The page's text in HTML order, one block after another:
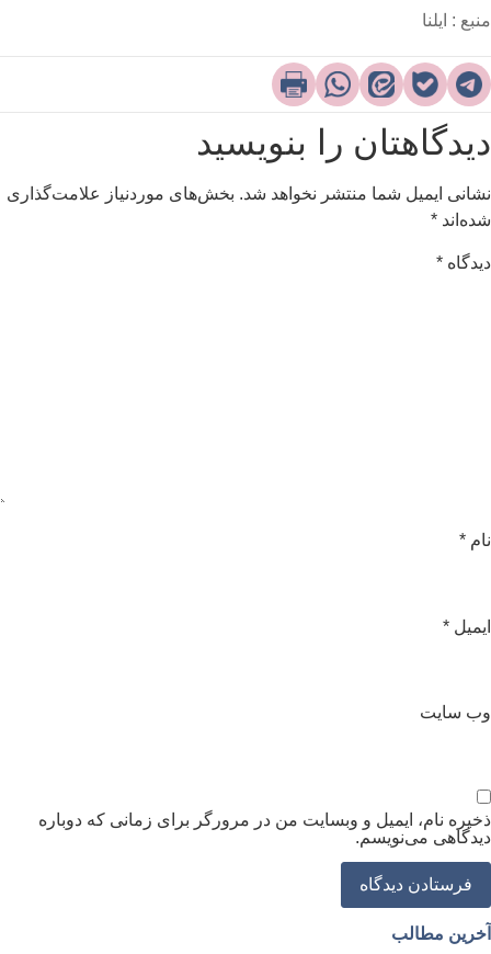
: ایلنا
را بنویسید
ایمیل شما منتشر نخواهد شد. بخش‌های موردنیاز علامت‌گذاری
*
*
*
*
سایت
نام، ایمیل و وبسایت من در مرورگر برای زمانی که دوباره
می‌نویسم.
مطالب